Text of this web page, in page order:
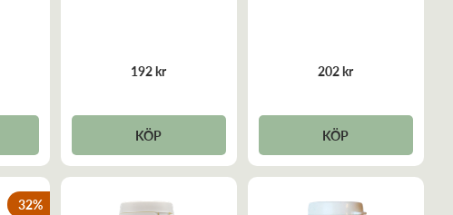
192 kr
KÖP
202 kr
KÖP
32%